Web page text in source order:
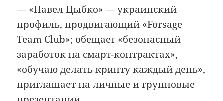
— «Павел Цыбко» — украинский
профиль, продвигающий «Forsage
Team Club»; обещает «безопасный
заработок на смарт-контрактах»,
«обучаю делать крипту каждый день»,
приглашает на личные и групповые